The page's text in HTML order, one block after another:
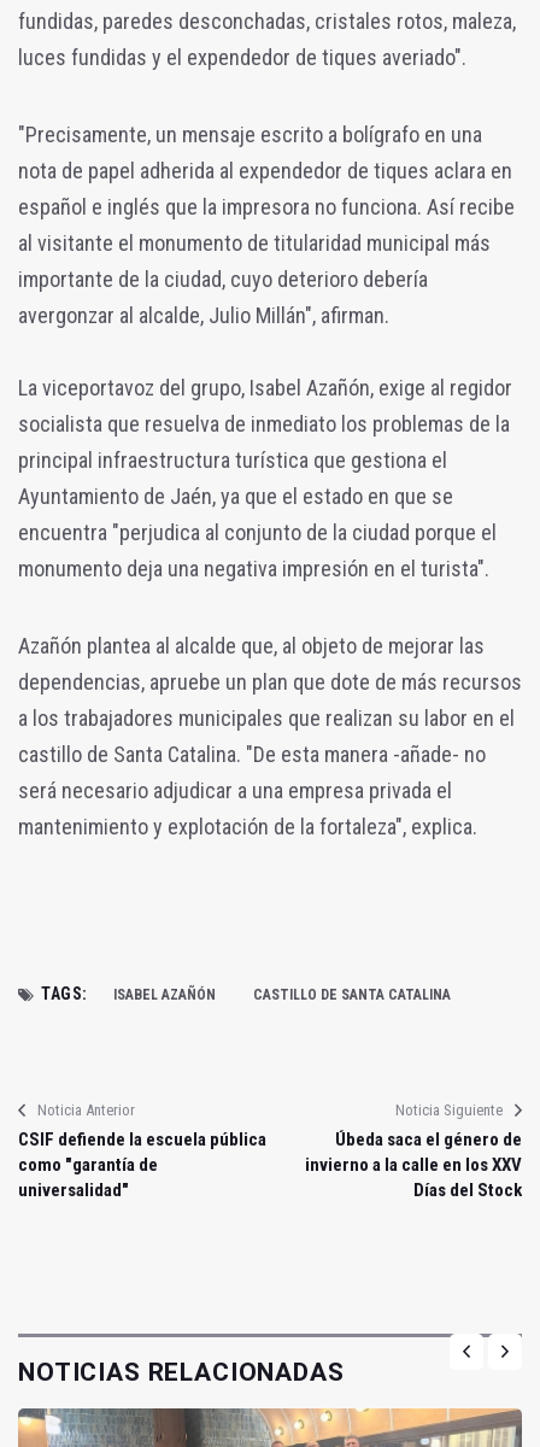
fundidas, paredes desconchadas, cristales rotos, maleza,
luces fundidas y el expendedor de tiques averiado".
"Precisamente, un mensaje escrito a bolígrafo en una
nota de papel adherida al expendedor de tiques aclara en
español e inglés que la impresora no funciona. Así recibe
al visitante el monumento de titularidad municipal más
importante de la ciudad, cuyo deterioro debería
avergonzar al alcalde, Julio Millán", afirman.
La viceportavoz del grupo, Isabel Azañón, exige al regidor
socialista que resuelva de inmediato los problemas de la
principal infraestructura turística que gestiona el
Ayuntamiento de Jaén, ya que el estado en que se
encuentra "perjudica al conjunto de la ciudad porque el
monumento deja una negativa impresión en el turista".
Azañón plantea al alcalde que, al objeto de mejorar las
dependencias, apruebe un plan que dote de más recursos
a los trabajadores municipales que realizan su labor en el
castillo de Santa Catalina. "De esta manera -añade- no
será necesario adjudicar a una empresa privada el
mantenimiento y explotación de la fortaleza", explica.
TAGS: ISABEL AZAÑÓN CASTILLO DE SANTA CATALINA
Noticia Anterior
CSIF defiende la escuela pública
como "garantía de
universalidad"
Noticia Siguiente
Úbeda saca el género de
invierno a la calle en los XXV
Días del Stock
NOTICIAS RELACIONADAS